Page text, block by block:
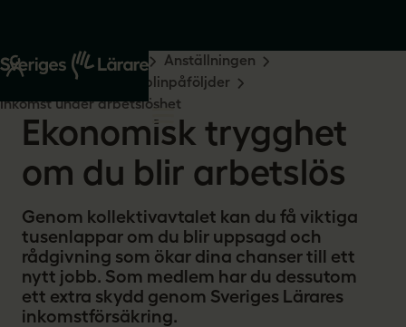
Start Råd och stöd
Anställningen
Uppsägning och disciplinpåföljder
Inkomst under arbetslöshet
Ekonomisk trygghet
om du blir arbetslös
Genom kollektivavtalet kan du få viktiga
tusenlappar om du blir uppsagd och
rådgivning som ökar dina chanser till ett
nytt jobb. Som medlem har du dessutom
ett extra skydd genom Sveriges Lärares
inkomstförsäkring.